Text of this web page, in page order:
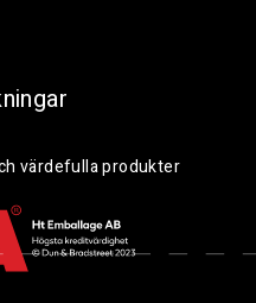
värdefulla produkter